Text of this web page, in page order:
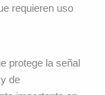
requieren uso
protege la señal
de